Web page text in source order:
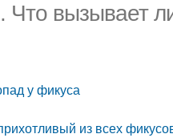
Что вызывает
у фикуса
из всех